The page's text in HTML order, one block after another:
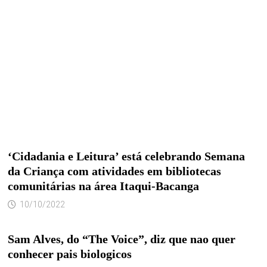
‘Cidadania e Leitura’ está celebrando Semana
da Criança com atividades em bibliotecas
comunitárias na área Itaqui-Bacanga
10/10/2022
Sam Alves, do “The Voice”, diz que nao quer
conhecer pais biologicos